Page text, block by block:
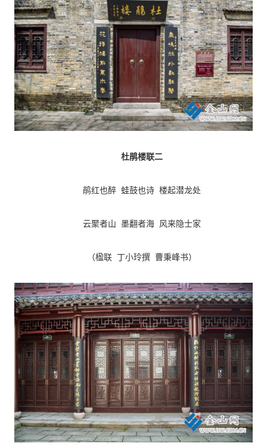
杜鹃楼联二
鹃红也醉 蛙鼓也诗 楼起潜龙处
云聚者山 墨翻者海 风来隐士家
（楹联 丁小玲撰 曹秉峰书）